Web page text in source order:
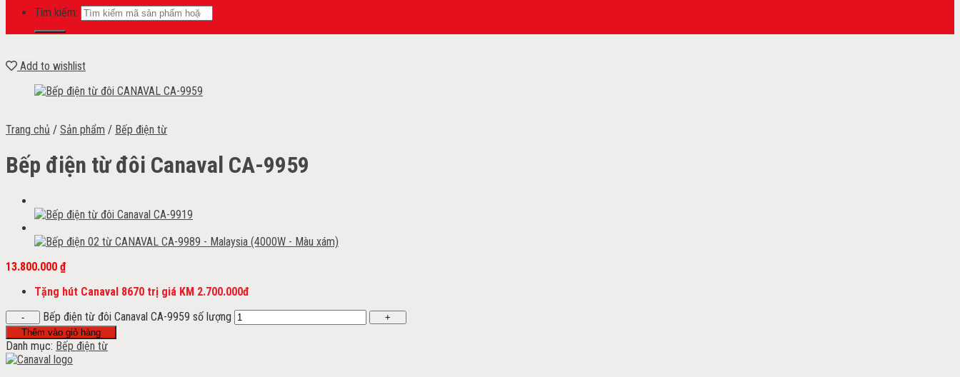
Tìm kiếm:
Add to wishlist
Trang chủ / Sản phẩm / Bếp điện từ
Bếp điện từ đôi Canaval CA-9959
13.800.000 ₫
Tặng hút Canaval 8670 trị giá KM 2.700.000đ
Bếp điện từ đôi Canaval CA-9959 số lượng
Thêm vào giỏ hàng
Danh mục: Bếp điện từ